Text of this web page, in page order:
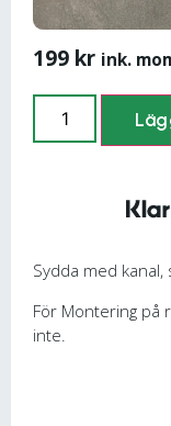
199 kr ink.
Sydda med
För Montering på
inte.